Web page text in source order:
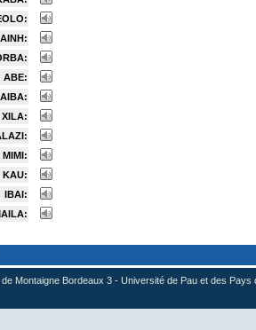
ABE:
AIBA:
XILA:
MIMI:
KAU:
IBAI:
Montaigne Bordeaux 3 - Université de Pau et des Pays